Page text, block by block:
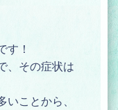
す！
、その症状は
ことから、